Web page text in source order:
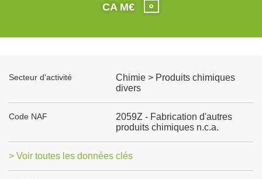
CA M€
Secteur d'activité
Chimie > Produits chimiques
divers
Code NAF
2059Z - Fabrication d'autres
produits chimiques n.c.a.
> Voir toutes les données clés